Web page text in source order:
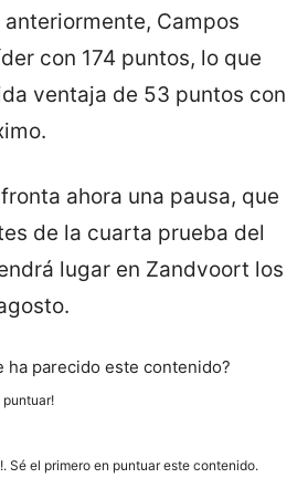
Campos
con 174 puntos, lo que
ventaja de 53 puntos con
ahora una pausa, que
de la cuarta prueba del
lugar en Zandvoort los
ha parecido este contenido?
puntuar!
Sé el primero en puntuar este contenido.